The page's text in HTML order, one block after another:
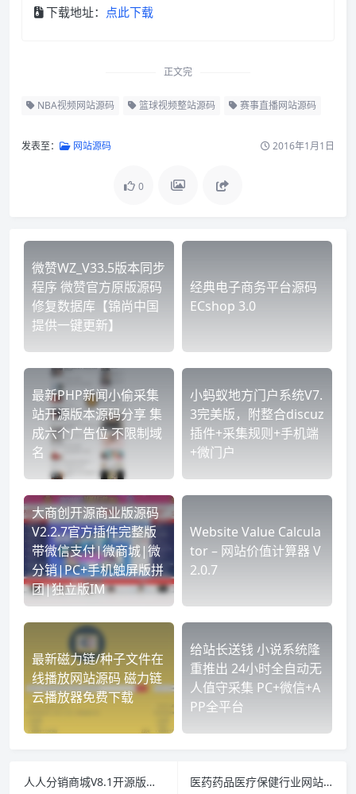
下载地址： 点此下载
正文完
NBA视频网站源码 篮球视频整站源码 赛事直播网站源码
发表至： 网站源码 2016年1月1日
0
微赞WZ_V33.5版本同步
程序 微赞官方原版源码
修复数据库【锦尚中国
提供一键更新】
经典电子商务平台源码
ECshop 3.0
最新PHP新闻小偷采集
站开源版本源码分享 集
成六个广告位 不限制域
名
小蚂蚁地方门户系统V7.
3完美版，附整合discuz
插件+采集规则+手机端
+微门户
大商创开源商业版源码
V2.2.7官方插件完整版
带微信支付|微商城|微
分销|PC+手机触屏版拼
团|独立版IM
Website Value Calcula
tor – 网站价值计算器 V
2.0.7
最新磁力链/种子文件在
线播放网站源码 磁力链
云播放器免费下载
给站长送钱 小说系统隆
重推出 24小时全自动无
人值守采集 PC+微信+A
PP全平台
人人分销商城V8.1开源版，新增文章营销功能插件，微擎+微赞通用人人商城分销+补丁
医药药品医疗保健行业网站织梦模板源码